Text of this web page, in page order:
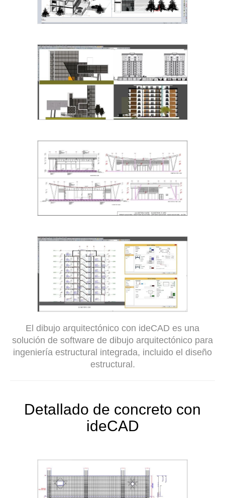
El dibujo arquitectónico con ideCAD es una
solución de software de dibujo arquitectónico para
ingeniería estructural integrada, incluido el diseño
estructural.
Detallado de concreto con
ideCAD